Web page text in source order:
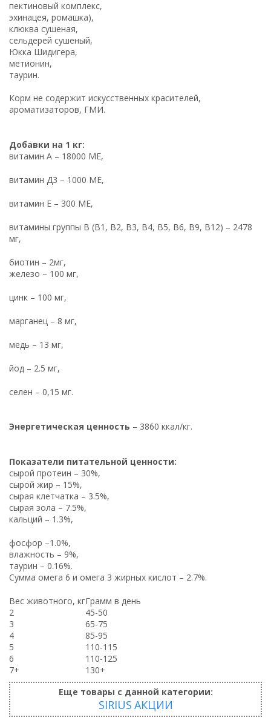
пектиновый комплекс,
эхинацея, ромашка),
клюква сушеная,
сельдерей сушеный,
Юкка Шидигера,
метионин,
таурин.
Корм не содержит искусственных красителей,
ароматизаторов, ГМИ.
Добавки на 1 кг:
витамин А – 18000 МЕ,
витамин Д3 – 1000 МЕ,
витамин Е – 300 МЕ,
витамины группы В (В1, В2, В3, В4, В5, В6, В9, В12) – 2478
мг,
биотин – 2мг,
железо – 100 мг,
цинк – 100 мг,
марганец – 8 мг,
медь – 13 мг,
йод – 2.5 мг,
селен – 0,15 мг.
Энергетическая ценность – 3860 ккал/кг.
Показатели питательной ценности:
сырой протеин – 30%,
сырой жир – 15%,
сырая клетчатка – 3.5%,
сырая зола – 7.5%,
кальций – 1.3%,
фосфор –1.0%,
влажность – 9%,
таурин – 0.16%.
Сумма омега 6 и омега 3 жирных кислот – 2.7%.
Вес животного, кгГрамм в день
2
45-50
3
65-75
4
85-95
5
110-115
6
110-125
7+
130+
Еще товары с данной категории:
SIRIUS АКЦИИ